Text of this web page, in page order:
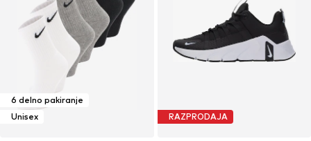
6 delno pakiranje
Unisex
RAZPRODAJA